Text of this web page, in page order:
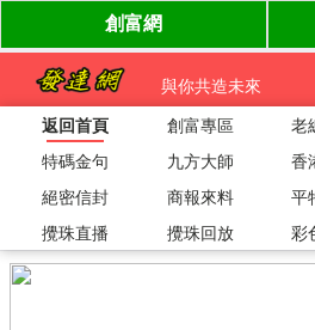
與你共造未來
返回首頁
創富專區 老
特碼金句
九方大師 香
絕密信封
商報來料 平
攪珠直播
攪珠回放 彩